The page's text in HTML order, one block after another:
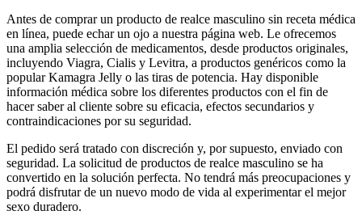
Antes de comprar un producto de realce masculino sin receta médica
en línea, puede echar un ojo a nuestra página web. Le ofrecemos
una amplia selección de medicamentos, desde productos originales,
incluyendo Viagra, Cialis y Levitra, a productos genéricos como la
popular Kamagra Jelly o las tiras de potencia. Hay disponible
información médica sobre los diferentes productos con el fin de
hacer saber al cliente sobre su eficacia, efectos secundarios y
contraindicaciones por su seguridad.
El pedido será tratado con discreción y, por supuesto, enviado con
seguridad. La solicitud de productos de realce masculino se ha
convertido en la solución perfecta. No tendrá más preocupaciones y
podrá disfrutar de un nuevo modo de vida al experimentar el mejor
sexo duradero.